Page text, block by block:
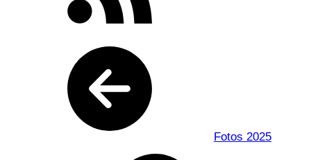
Fotos 2025